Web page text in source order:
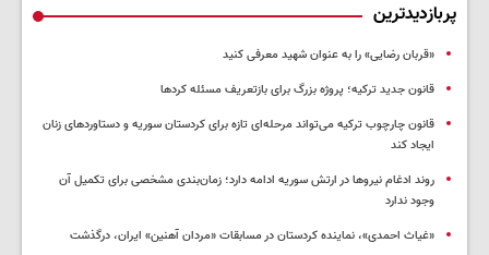
پربازدیدترین
«قربان رضایی» را به عنوان شهید معرفی کنید
قانون جدید ترکیه؛ پروژه بزرگ‌ برای بازتعریف مسئله کردها
قانون چارچوب ترکیه می‌تواند مرحله‌ای تازه برای کردستان سوریه و دستاوردهای زنان
ایجاد کند
روند ادغام نیروها در ارتش سوریه ادامه دارد؛ زمان‌بندی مشخصی برای تکمیل آن
وجود ندارد
«غیاث احمدی»، نماینده کردستان در مسابقات «مردان آهنین» ایران، درگذشت